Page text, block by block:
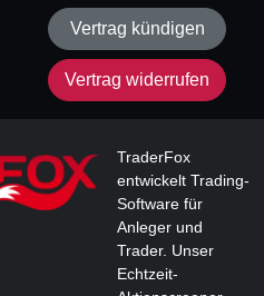
Vertrag kündigen
Vertrag widerrufen
TraderFox
entwickelt Trading-
Software für
Anleger und
Trader. Unser
Echtzeit-